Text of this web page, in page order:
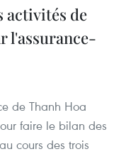
activités de
l'assurance-
de Thanh Hoa
faire le bilan des
cours des trois